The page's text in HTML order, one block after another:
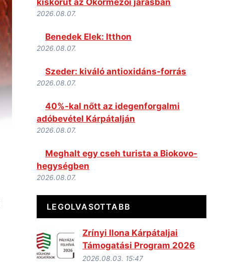
2026.08.07.
Benedek Elek: Itthon
2026.08.07.
Szeder: kiváló antioxidáns-forrás
2026.08.07.
40%-kal nőtt az idegenforgalmi
adóbevétel Kárpátalján
2026.08.07.
Meghalt egy cseh turista a Biokovo-
hegységben
2026.08.07.
LEGOLVASOTTABB
Zrínyi Ilona Kárpátaljai
Támogatási Program 2026
2026.08.03. 15:47